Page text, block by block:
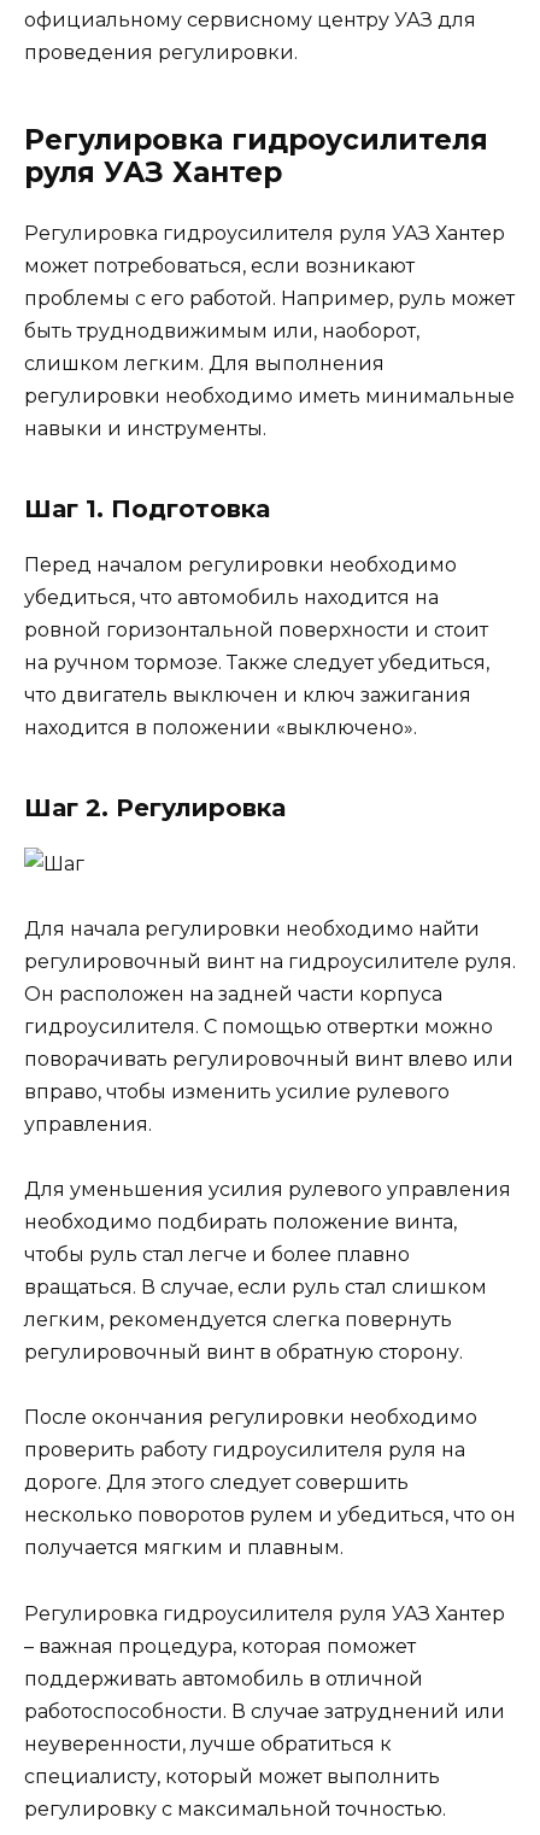
официальному сервисному центру УАЗ для
проведения регулировки.
Регулировка гидроусилителя
руля УАЗ Хантер
Регулировка гидроусилителя руля УАЗ Хантер
может потребоваться, если возникают
проблемы с его работой. Например, руль может
быть труднодвижимым или, наоборот,
слишком легким. Для выполнения
регулировки необходимо иметь минимальные
навыки и инструменты.
Шаг 1. Подготовка
Перед началом регулировки необходимо
убедиться, что автомобиль находится на
ровной горизонтальной поверхности и стоит
на ручном тормозе. Также следует убедиться,
что двигатель выключен и ключ зажигания
находится в положении «выключено».
Шаг 2. Регулировка
Для начала регулировки необходимо найти
регулировочный винт на гидроусилителе руля.
Он расположен на задней части корпуса
гидроусилителя. С помощью отвертки можно
поворачивать регулировочный винт влево или
вправо, чтобы изменить усилие рулевого
управления.
Для уменьшения усилия рулевого управления
необходимо подбирать положение винта,
чтобы руль стал легче и более плавно
вращаться. В случае, если руль стал слишком
легким, рекомендуется слегка повернуть
регулировочный винт в обратную сторону.
После окончания регулировки необходимо
проверить работу гидроусилителя руля на
дороге. Для этого следует совершить
несколько поворотов рулем и убедиться, что он
получается мягким и плавным.
Регулировка гидроусилителя руля УАЗ Хантер
– важная процедура, которая поможет
поддерживать автомобиль в отличной
работоспособности. В случае затруднений или
неуверенности, лучше обратиться к
специалисту, который может выполнить
регулировку с максимальной точностью.